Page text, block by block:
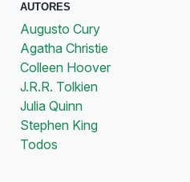
AUTORES
Augusto Cury
Agatha Christie
Colleen Hoover
J.R.R. Tolkien
Julia Quinn
Stephen King
Todos